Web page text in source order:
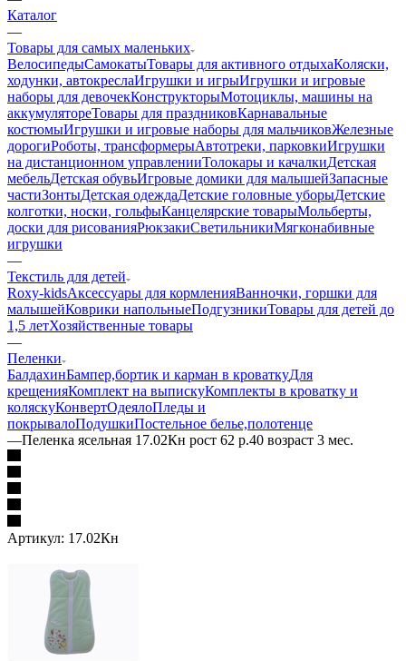
Каталог
—
Товары для самых маленьких
ВелосипедыСамокатыТовары для активного отдыхаКоляски,
ходунки, автокреслаИгрушки и игрыИгрушки и игровые
наборы для девочекКонструкторыМотоциклы, машины на
аккумулятореТовары для праздниковКарнавальные
костюмыИгрушки и игровые наборы для мальчиковЖелезные
дорогиРоботы, трансформерыАвтотреки, парковкиИгрушки
на дистанционном управленииТолокары и качалкиДетская
мебельДетская обувьИгровые домики для малышейЗапасные
частиЗонтыДетская одеждаДетские головные уборыДетские
колготки, носки, гольфыКанцелярские товарыМольберты,
доски для рисованияРюкзакиСветильникиМягконабивные
игрушки
—
Текстиль для детей
Roxy-kidsАксессуары для кормленияВанночки, горшки для
малышейКоврики напольныеПодгузникиТовары для детей до
1,5 летХозяйственные товары
—
Пеленки
БалдахинБампер,бортик и карман в кроваткуДля
крещенияКомплект на выпискуКомплекты в кроватку и
коляскуКонвертОдеялоПледы и
покрывалоПодушкиПостельное белье,полотенце
—Пеленка ясельная 17.02Кн рост 62 р.40 возраст 3 мес.
Артикул: 17.02Кн